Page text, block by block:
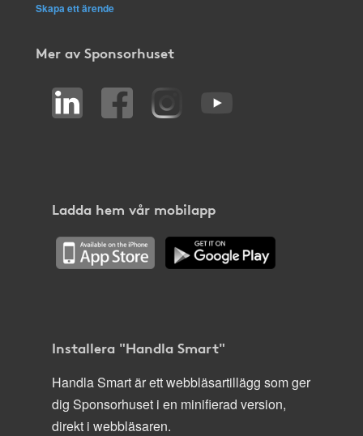
Skapa ett ärende
Mer av Sponsorhuset
Ladda hem vår mobilapp
Installera "Handla Smart"
Handla Smart är ett webbläsartillägg som ger
dig Sponsorhuset i en minifierad version,
direkt i webbläsaren.